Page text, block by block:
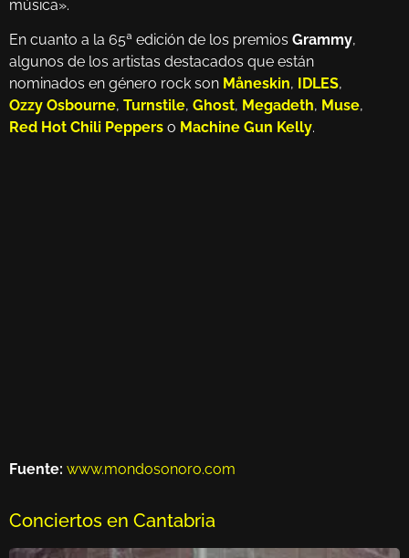
música».
En cuanto a la 65ª edición de los premios Grammy,
algunos de los artistas destacados que están
nominados en género rock son Måneskin, IDLES,
Ozzy Osbourne, Turnstile, Ghost, Megadeth, Muse,
Red Hot Chili Peppers o Machine Gun Kelly.
Fuente: www.mondosonoro.com
Conciertos en Cantabria